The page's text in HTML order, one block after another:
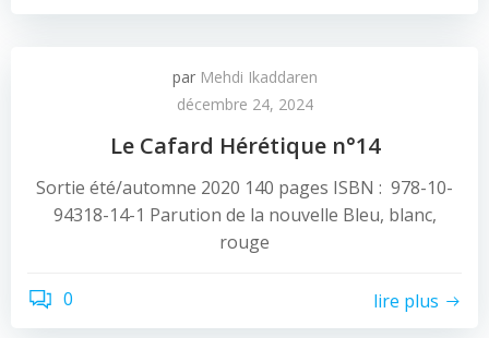
par Mehdi Ikaddaren
décembre 24, 2024
Le Cafard Hérétique n°14
Sortie été/automne 2020 140 pages ISBN : 978-10-
94318-14-1 Parution de la nouvelle Bleu, blanc,
rouge
0 lire plus